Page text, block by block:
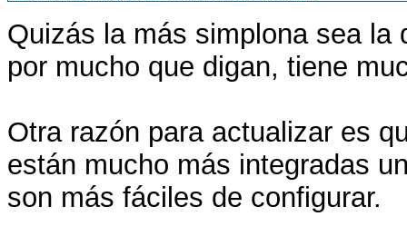
Quizás la más simplona sea la
por mucho que digan, tiene
Otra razón para actualizar es
están mucho más integradas
son más fáciles de configurar.